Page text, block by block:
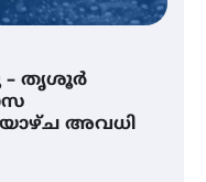
– തൃശൂർ
അവധി
കാട്ടൂർ, ടി. കെ.